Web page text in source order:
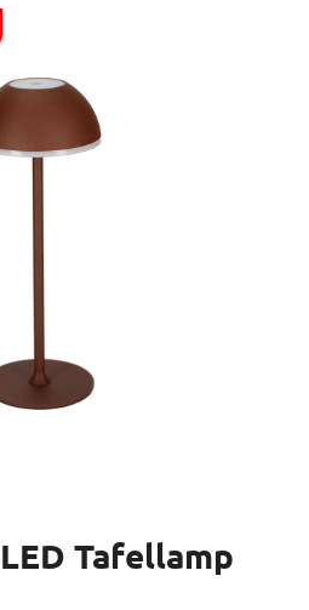
Tafellamp